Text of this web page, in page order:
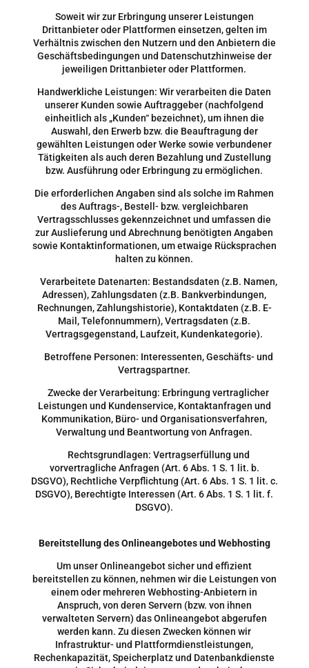
Soweit wir zur Erbringung unserer Leistungen
Drittanbieter oder Plattformen einsetzen, gelten im
Verhältnis zwischen den Nutzern und den Anbietern die
Geschäftsbedingungen und Datenschutzhinweise der
jeweiligen Drittanbieter oder Plattformen.
Handwerkliche Leistungen: Wir verarbeiten die Daten
unserer Kunden sowie Auftraggeber (nachfolgend
einheitlich als „Kunden“ bezeichnet), um ihnen die
Auswahl, den Erwerb bzw. die Beauftragung der
gewählten Leistungen oder Werke sowie verbundener
Tätigkeiten als auch deren Bezahlung und Zustellung
bzw. Ausführung oder Erbringung zu ermöglichen.
Die erforderlichen Angaben sind als solche im Rahmen
des Auftrags-, Bestell- bzw. vergleichbaren
Vertragsschlusses gekennzeichnet und umfassen die
zur Auslieferung und Abrechnung benötigten Angaben
sowie Kontaktinformationen, um etwaige Rücksprachen
halten zu können.
Verarbeitete Datenarten: Bestandsdaten (z.B. Namen,
Adressen), Zahlungsdaten (z.B. Bankverbindungen,
Rechnungen, Zahlungshistorie), Kontaktdaten (z.B. E-
Mail, Telefonnummern), Vertragsdaten (z.B.
Vertragsgegenstand, Laufzeit, Kundenkategorie).
Betroffene Personen: Interessenten, Geschäfts- und
Vertragspartner.
Zwecke der Verarbeitung: Erbringung vertraglicher
Leistungen und Kundenservice, Kontaktanfragen und
Kommunikation, Büro- und Organisationsverfahren,
Verwaltung und Beantwortung von Anfragen.
Rechtsgrundlagen: Vertragserfüllung und
vorvertragliche Anfragen (Art. 6 Abs. 1 S. 1 lit. b.
DSGVO), Rechtliche Verpflichtung (Art. 6 Abs. 1 S. 1 lit. c.
DSGVO), Berechtigte Interessen (Art. 6 Abs. 1 S. 1 lit. f.
DSGVO).
Bereitstellung des Onlineangebotes und Webhosting
Um unser Onlineangebot sicher und effizient
bereitstellen zu können, nehmen wir die Leistungen von
einem oder mehreren Webhosting-Anbietern in
Anspruch, von deren Servern (bzw. von ihnen
verwalteten Servern) das Onlineangebot abgerufen
werden kann. Zu diesen Zwecken können wir
Infrastruktur- und Plattformdienstleistungen,
Rechenkapazität, Speicherplatz und Datenbankdienste